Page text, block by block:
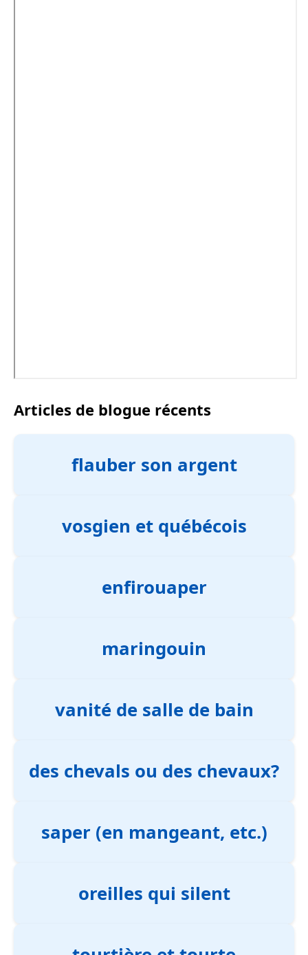
Articles de blogue récents
flauber son argent
vosgien et québécois
enfirouaper
maringouin
vanité de salle de bain
des chevals ou des chevaux?
saper (en mangeant, etc.)
oreilles qui silent